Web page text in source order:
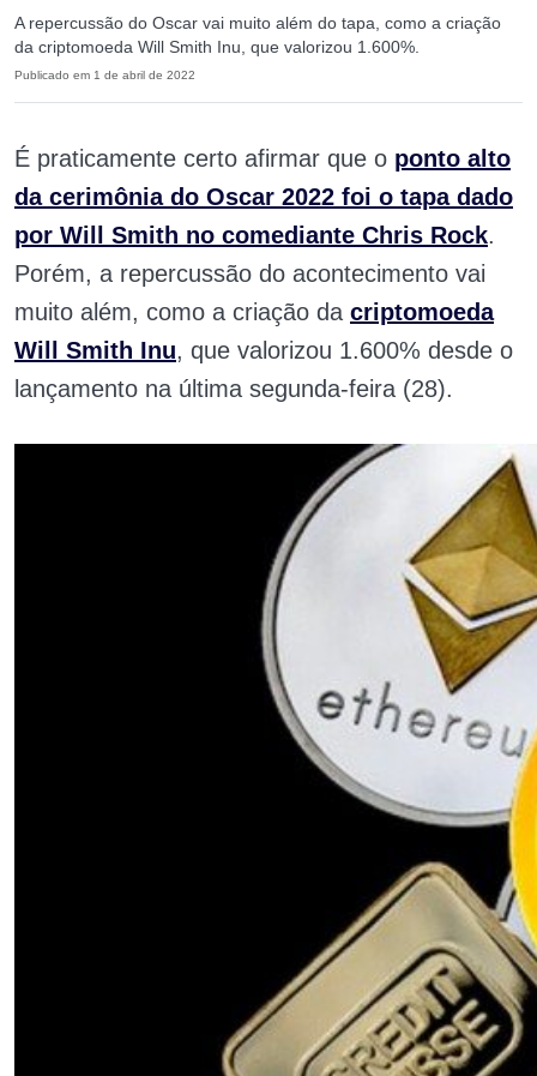
A repercussão do Oscar vai muito além do tapa, como a criação
da criptomoeda Will Smith Inu, que valorizou 1.600%.
Publicado em 1 de abril de 2022
É praticamente certo afirmar que o ponto alto
da cerimônia do Oscar 2022 foi o tapa dado
por Will Smith no comediante Chris Rock.
Porém, a repercussão do acontecimento vai
muito além, como a criação da criptomoeda
Will Smith Inu, que valorizou 1.600% desde o
lançamento na última segunda-feira (28).